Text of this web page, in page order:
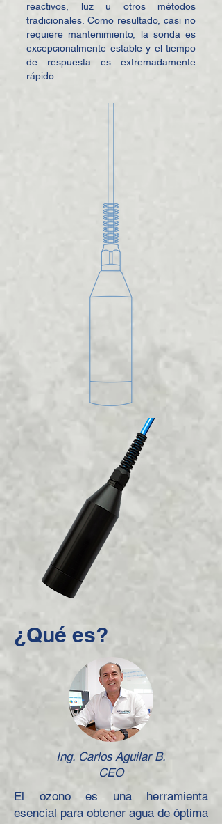
reactivos, luz u otros métodos
tradicionales. Como resultado, casi no
requiere mantenimiento, la sonda es
excepcionalmente estable y el tiempo
de respuesta es extremadamente
rápido.
¿Qué es?
Ing. Carlos Aguilar B.
CEO
El ozono es una herramienta
esencial para obtener agua de óptima